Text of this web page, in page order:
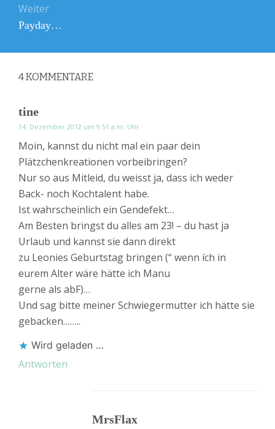
Weiter
Nächster
Payday…
4KOMMENTARE
tine
14. Dezember 2012 um 9:51 a.m. Uhr
Moin, kannst du nicht mal ein paar dein
Plätzchenkreationen vorbeibringen?
Nur so aus Mitleid, du weisst ja, dass ich weder
Back- noch Kochtalent habe.
Ist wahrscheinlich ein Gendefekt…
Am Besten bringst du alles am 23! – du hast ja
Urlaub und kannst sie dann direkt
zu Leonies Geburtstag bringen (“ wenn ích in
eurem Alter wäre hätte ich Manu
gerne als abF)…
Und sag bitte meiner Schwiegermutter ich hätte sie
gebacken……..
Wird geladen …
Antworten
MrsFlax